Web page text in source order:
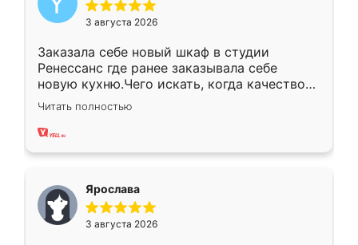
3 августа 2026
Заказала себе новый шкаф в студии
Ренессанс где ранее заказывала себе
новую кухню.Чего искать, когда качеством
вполне довольна. Служит кухня уже почти
два года, нареканий нет.
Читать полностью
Ярослава
3 августа 2026